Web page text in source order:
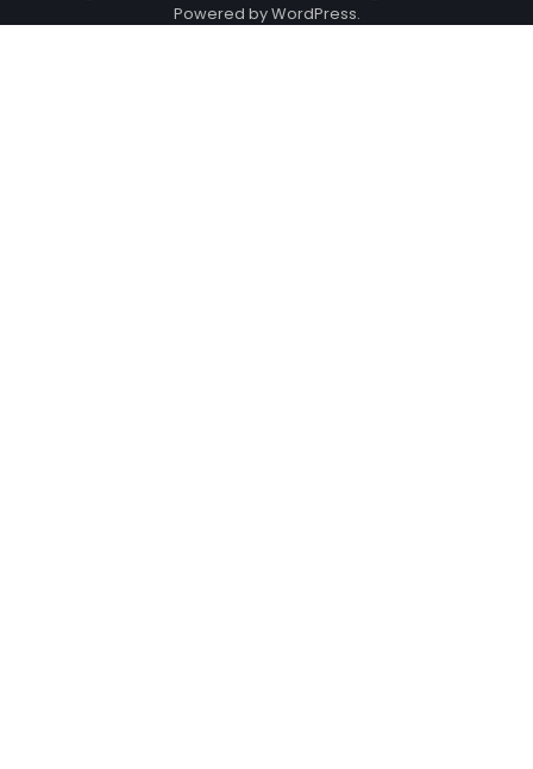
Powered byWordPress.